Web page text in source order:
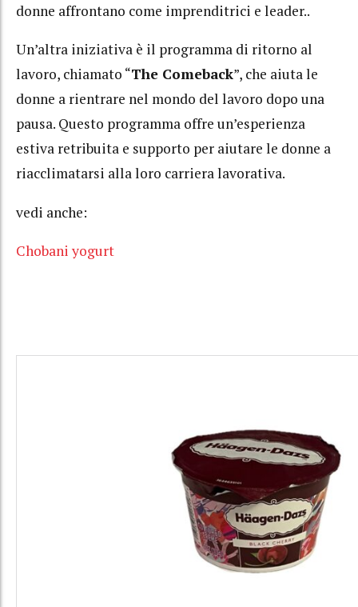
donne affrontano come imprenditrici e leader..
Un’altra iniziativa è il programma di ritorno al
lavoro, chiamato “The Comeback”, che aiuta le
donne a rientrare nel mondo del lavoro dopo una
pausa. Questo programma offre un’esperienza
estiva retribuita e supporto per aiutare le donne a
riacclimatarsi alla loro carriera lavorativa.
vedi anche:
Chobani yogurt